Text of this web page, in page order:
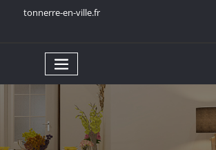
tonnerre-en-ville.fr